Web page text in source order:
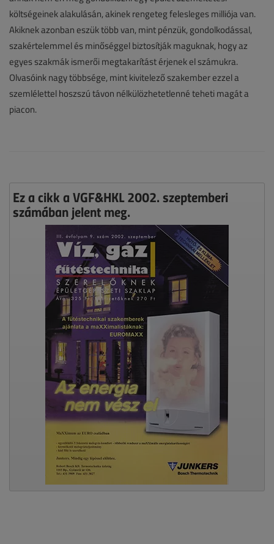
költségeinek alakulásán, akinek rengeteg felesleges milliója van.
Akiknek azonban eszük több van, mint pénzük, gondolkodással,
szakértelemmel és minőséggel biztosítják maguknak, hogy az
egyes szakmák ismerői megtakarítást érjenek el számukra.
Olvasóink nagy többsége, mint kivitelező szakember ezzel a
szemlélettel hoszszú távon nélkülözhetetlenné teheti magát a
piacon.
Ez a cikk a VGF&HKL 2002. szeptemberi
számában jelent meg.